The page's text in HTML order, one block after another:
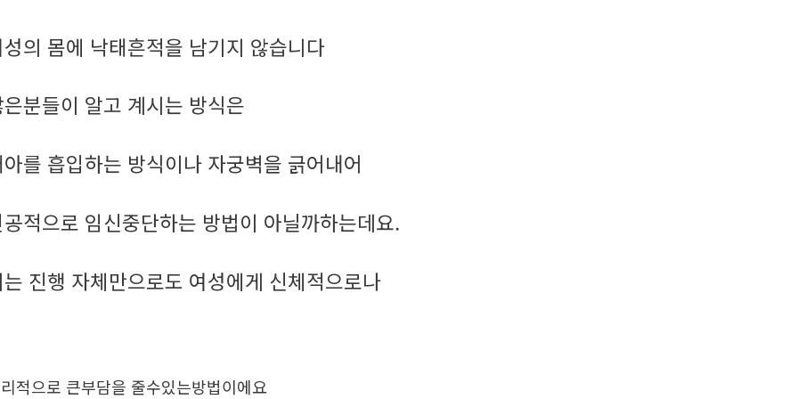
의 몸에 낙태흔적을 남기지 않습니다
분들이 알고 계시는 방식은
를 흡입하는 방식이나 자궁벽을 긁어내어
적으로 임신중단하는 방법이 아닐까하는데요.
진행 자체만으로도 여성에게 신체적으로나
적으로 큰부담을 줄수있는방법이에요